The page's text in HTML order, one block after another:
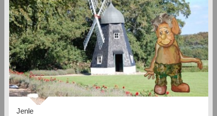
Jenle